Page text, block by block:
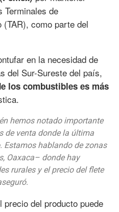
Terminales de
como parte del
en la necesidad de
del Sur-Sureste del país,
los combustibles es más
hemos notado importante
de venta donde la última
Estamos hablando de zonas
Oaxaca– donde hay
rurales y el precio del flete
del producto puede